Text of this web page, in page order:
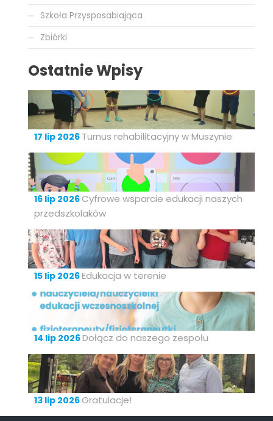
Szkoła Przysposabiająca
Zbiórki
Ostatnie Wpisy
17 lip 2026 Turnus rehabilitacyjny w Muszynie
16 lip 2026 Cyfrowe wsparcie edukacji naszych
przedszkolaków
15 lip 2026Edukacja w terenie
14 lip 2026Dołącz do naszego zespołu
13 lip 2026 Gratulacje!